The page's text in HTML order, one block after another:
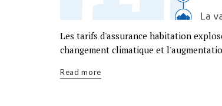
Les tarifs d'assurance habitation
changement climatique et
Read more